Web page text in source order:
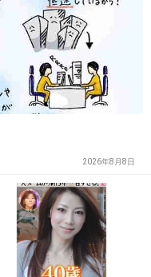
ンはどうしてる
2026年8月8日